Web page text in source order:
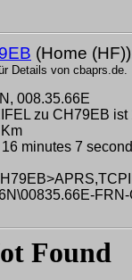
(Home
Details von cbaprs.de.
008.35.66E
zu CH79EB ist
minutes 7